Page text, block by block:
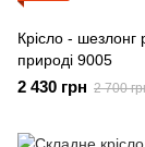
Крісло - шезлонг
природі 9005
2 430 грн 2 700